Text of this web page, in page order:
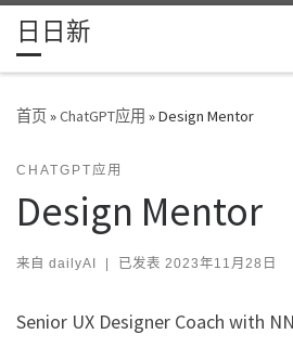
Skip to content
日日新
首页»ChatGPT应用 »Design Mentor
CHATGPT应用
Design Mentor
来自 dailyAI | 已发表 2023年11月28日
Senior UX Designer Coach with